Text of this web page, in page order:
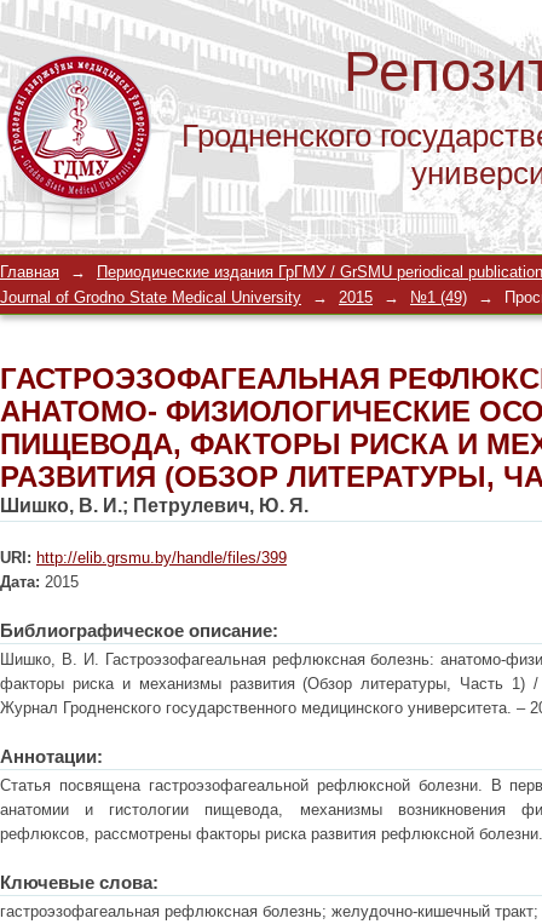
Гродненского
ГАСТРОЭЗОФАГЕАЛЬНАЯ
ФИЗИОЛОГИЧЕСКИЕ
Главная →
Периодические издания ГрГМУ / GrSMU periodical
Journal of Grodno State Medical University
→ 2015 → №1 (49) →
ГАСТРОЭЗОФАГЕАЛЬНАЯ
АНАТОМО- ФИЗИОЛОГИЧЕСКИЕ
ПИЩЕВОДА, ФАКТОРЫ РИСКА И
РАЗВИТИЯ (ОБЗОР ЛИТЕРАТУРЫ,
Шишко, В. И.; Петрулевич, Ю. Я.
URI: http://elib.grsmu.by/handle/files/399
Дата: 2015
Библиографическое описание:
Шишко, В. И. Гастроэзофагеальная рефлюксная болезнь: анатомо-
факторы риска и механизмы развития (Обзор литературы,
Журнал Гродненского государственного медицинского университета.
Аннотации:
Статья посвящена гастроэзофагеальной рефлюксной болезни. В
анатомии и гистологии пищевода, механизмы возникновения
рефлюксов, рассмотрены факторы риска развития рефлюксной болезни.
Ключевые слова:
гастроэзофагеальная рефлюксная болезнь; желудочно-кишечный